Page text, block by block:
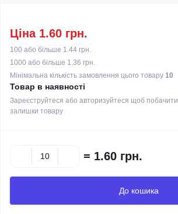
Ціна 1.60 грн.
100 або більше 1.44 грн.
1000 або більше 1.36 грн.
Мінімальна кількість замовлення цього товару 10
Товар в наявності
Зареєструйтеся або авторизуйтеся щоб побачити
залишки товару
= 1.60 грн.
До кошика